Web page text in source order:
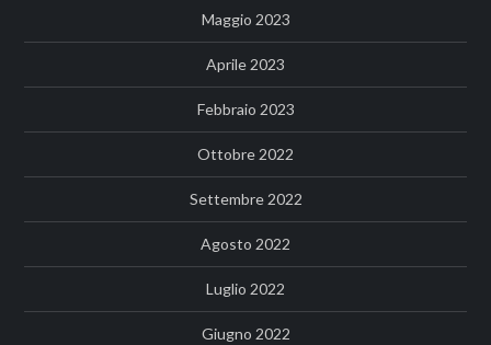
Maggio 2023
Aprile 2023
Febbraio 2023
Ottobre 2022
Settembre 2022
Agosto 2022
Luglio 2022
Giugno 2022